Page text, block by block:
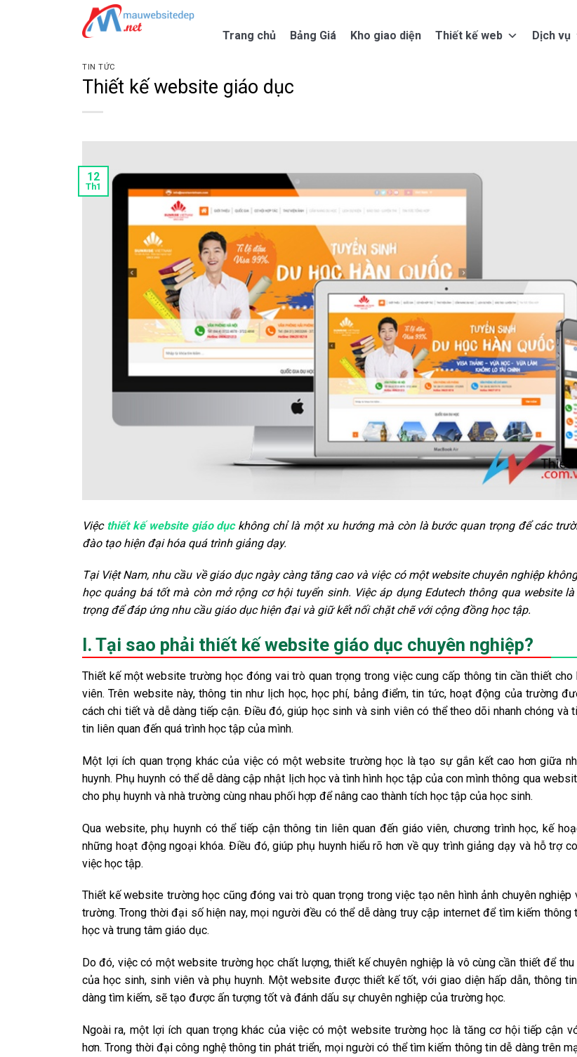
Trang chủ Bảng Giá Kho giao diện Thiết kế web Dịch vụ
TIN TỨC
Thiết kế website giáo dục
12
Th1
Việc thiết kế website giáo dụckhông chỉ là một xu hướng mà còn là bước quan trọng để các
đào tạo hiện đại hóa quá trình giảng dạy.
Tại Việt Nam, nhu cầu về giáo dục ngày càng tăng cao và việc có một website chuyên nghiệp
học quảng bá tốt mà còn mở rộng cơ hội tuyển sinh. Việc áp dụng Edutech thông qua website
trọng để đáp ứng nhu cầu giáo dục hiện đại và giữ kết nối chặt chẽ với cộng đồng học tập.
I. Tại sao phải thiết kế website giáo dục chuyên nghiệp?
Thiết kế một website trường học đóng vai trò quan trọng trong việc cung cấp thông tin cần thiết cho
viên. Trên website này, thông tin như lịch học, học phí, bảng điểm, tin tức, hoạt động của trường
cách chi tiết và dễ dàng tiếp cận. Điều đó, giúp học sinh và sinh viên có thể theo dõi nhanh chóng và
tin liên quan đến quá trình học tập của mình.
Một lợi ích quan trọng khác của việc có một website trường học là tạo sự gắn kết cao hơn giữa
huynh. Phụ huynh có thể dễ dàng cập nhật lịch học và tình hình học tập của con mình thông qua
cho phụ huynh và nhà trường cùng nhau phối hợp để nâng cao thành tích học tập của học sinh.
Qua website, phụ huynh có thể tiếp cận thông tin liên quan đến giáo viên, chương trình học, kế
những hoạt động ngoại khóa. Điều đó, giúp phụ huynh hiểu rõ hơn về quy trình giảng dạy và hỗ trợ
việc học tập.
Thiết kế website trường học cũng đóng vai trò quan trọng trong việc tạo nên hình ảnh chuyên nghiệp
trường. Trong thời đại số hiện nay, mọi người đều có thể dễ dàng truy cập internet để tìm kiếm thông
học và trung tâm giáo dục.
Do đó, việc có một website trường học chất lượng, thiết kế chuyên nghiệp là vô cùng cần thiết để
của học sinh, sinh viên và phụ huynh. Một website được thiết kế tốt, với giao diện hấp dẫn, thông
dàng tìm kiếm, sẽ tạo được ấn tượng tốt và đánh dấu sự chuyên nghiệp của trường học.
Ngoài ra, một lợi ích quan trọng khác của việc có một website trường học là tăng cơ hội tiếp cận
hơn. Trong thời đại công nghệ thông tin phát triển, mọi người có thể tìm kiếm thông tin dễ dàng trên